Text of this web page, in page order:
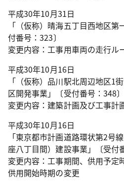
平成30年10月31日
「（仮称）晴海五丁目西地区
付番号：323〕
変更内容：工事用車両の走行ル
平成30年10月16日
「（仮称）品川駅北周辺地区1
区開発事業」〔受付番号：348〕
変更内容：建築計画及び工事計
平成30年10月16日
「東京都市計画道路環状第2号
座八丁目間）建設事業」〔受付
変更内容：工事期間、供用予定
供用開始時期の変更